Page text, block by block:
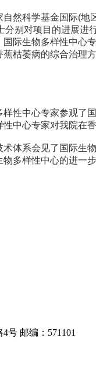
科学基金国际(地
别对项目的进展
际生物多样性中心
枯萎病的综合治理
中心专家参观了国
中心专家对我院在
系会见了国际生物
多样性中心的进一
号 邮编：571101